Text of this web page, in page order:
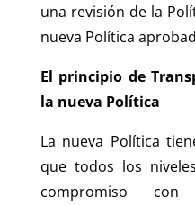
una revisión de la
nueva Política
El principio de
la nueva Política
La nueva Política
que todos los
compromiso